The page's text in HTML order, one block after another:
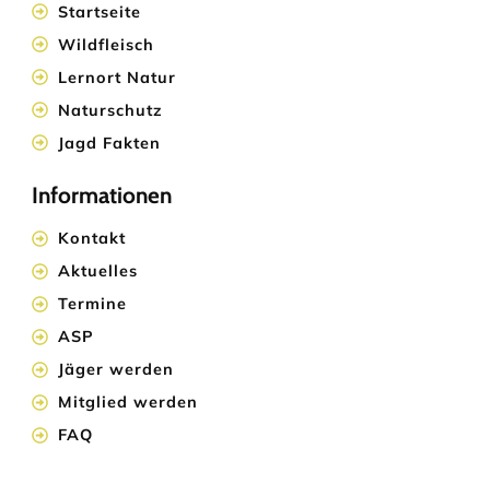
Startseite
Wildfleisch
Lernort Natur
Naturschutz
Jagd Fakten
Informationen
Kontakt
Aktuelles
Termine
ASP
Jäger werden
Mitglied werden
FAQ